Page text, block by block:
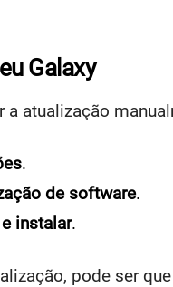
Galaxy
a atualização
.
de software.
instalar.
pode ser